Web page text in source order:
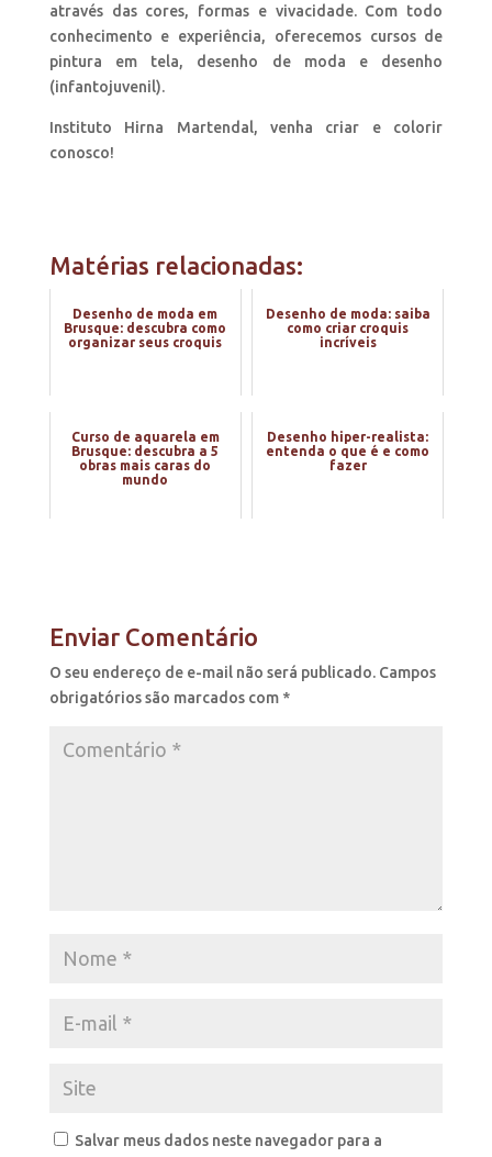
através das cores, formas e vivacidade. Com todo
conhecimento e experiência, oferecemos cursos de
pintura em tela, desenho de moda e desenho
(infantojuvenil).
Instituto Hirna Martendal, venha criar e colorir
conosco!
Matérias relacionadas:
Desenho de moda em
Brusque: descubra como
organizar seus croquis
Desenho de moda: saiba
como criar croquis
incríveis
Curso de aquarela em
Brusque: descubra a 5
obras mais caras do
mundo
Desenho hiper-realista:
entenda o que é e como
fazer
Enviar Comentário
O seu endereço de e-mail não será publicado. Campos
obrigatórios são marcados com *
Salvar meus dados neste navegador para a